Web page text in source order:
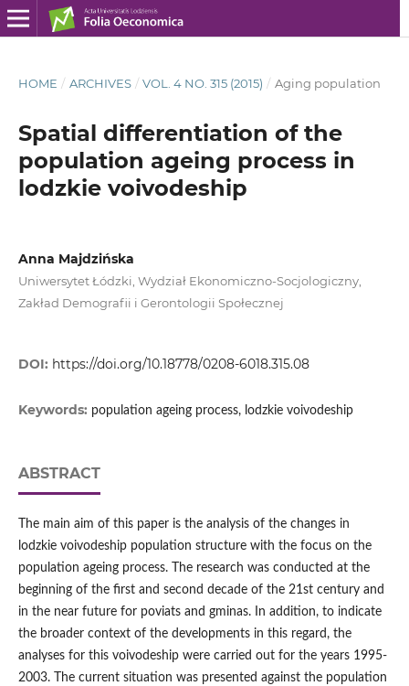
HOME / ARCHIVES / VOL. 4 NO. 315 (2015) / Aging population
Spatial differentiation of the
population ageing process in
lodzkie voivodeship
Anna Majdzińska
Uniwersytet Łódzki, Wydział Ekonomiczno-Socjologiczny,
Zakład Demografii i Gerontologii Społecznej
DOI: https://doi.org/10.18778/0208-6018.315.08
Keywords: population ageing process, lodzkie voivodeship
ABSTRACT
The main aim of this paper is the analysis of the changes in
lodzkie voivodeship population structure with the focus on the
population ageing process. The research was conducted at the
beginning of the first and second decade of the 21st century and
in the near future for poviats and gminas. In addition, to indicate
the broader context of the developments in this regard, the
analyses for this voivodeship were carried out for the years 1995-
2003. The current situation was presented against the population